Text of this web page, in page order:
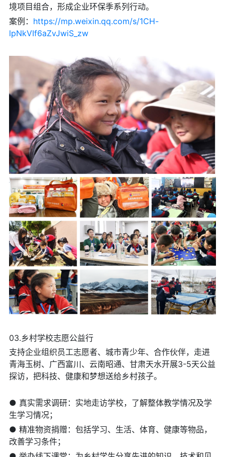
境项目组合，形成企业环保季系列行动。
案例： https://mp.weixin.qq.com/s/1CH-
lpNkVIf6aZvJwiS_zw
03.乡村学校志愿公益行
支持企业组织员工志愿者、城市青少年、合作伙伴，走进
青海玉树、广西富川、云南昭通、甘肃天水开展3-5天公益
探访，把科技、健康和梦想送给乡村孩子。
● 真实需求调研：实地走访学校，了解整体教学情况及学
生学习情况；
● 精准物资捐赠：包括学习、生活、体育、健康等物品，
改善学习条件；